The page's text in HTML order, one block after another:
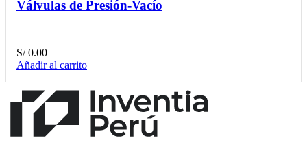
Válvulas de Presión-Vacío
S/0.00
Añadir al carrito